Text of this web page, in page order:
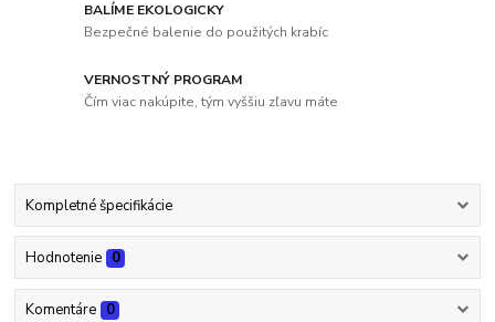
BALÍME EKOLOGICKY
Bezpečné balenie do použitých krabíc
VERNOSTNÝ PROGRAM
Čím viac nakúpite, tým vyššiu zľavu máte
Kompletné špecifikácie
Hodnotenie 0
Komentáre 0